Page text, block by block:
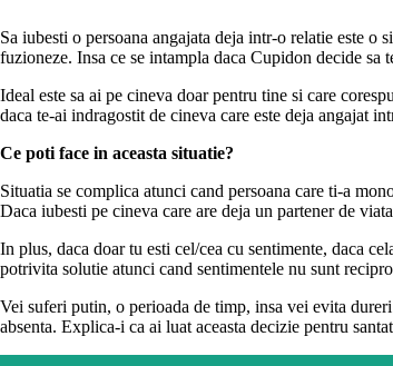
Sa iubesti o persoana angajata deja intr-o relatie este o
fuzioneze. Insa ce se intampla daca Cupidon decide sa
Ideal este sa ai pe cineva doar pentru tine si care
daca te-ai indragostit de cineva care este deja angajat
Ce poti face in aceasta situatie?
Situatia se complica atunci cand persoana care ti-a
Daca iubesti pe cineva care are deja un partener de
In plus, daca doar tu esti cel/cea cu sentimente, daca
potrivita solutie atunci cand sentimentele nu sunt
Vei suferi putin, o perioada de timp, insa vei evita
absenta. Explica-i ca ai luat aceasta decizie pentru